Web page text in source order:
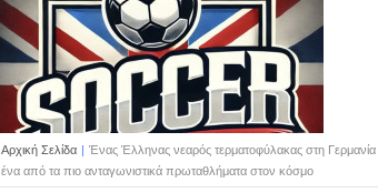
Αρχική Σελίδα | Ένας Έλληνας νεαρός τερματοφύλακας στη
ένα από τα πιο ανταγωνιστικά πρωταθλήματα στον κόσμο